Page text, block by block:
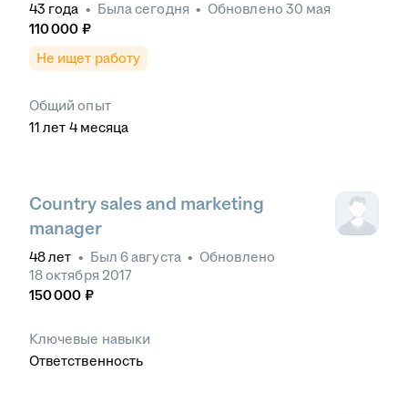
43 года • Быласегодня • Обновлено 30 мая
110 000 ₽
Не ищет работу
Общий опыт
11 лет 4 месяца
Country sales and marketing
manager
48лет • Был 6 августа • Обновлено
18 октября 2017
150 000 ₽
Ключевые навыки
Ответственность